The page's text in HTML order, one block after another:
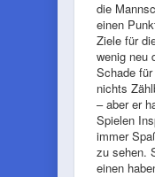
die
einen
Ziele für
wenig neu
Schade
nichts
– aber er
Spielen
immer
zu sehen.
einen